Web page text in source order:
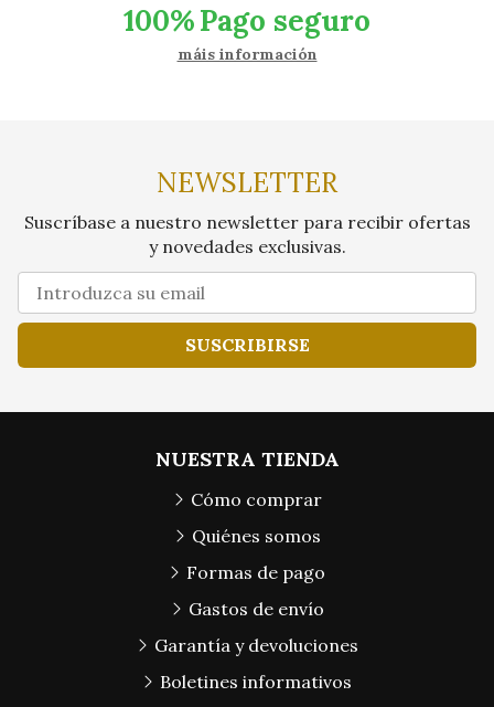
100%Pago seguro
máis información
NEWSLETTER
Suscríbase a nuestro newsletter para recibir ofertas
y novedades exclusivas.
SUSCRIBIRSE
NUESTRA TIENDA
Cómo comprar
Quiénes somos
Formas de pago
Gastos de envío
Garantía y devoluciones
Boletines informativos